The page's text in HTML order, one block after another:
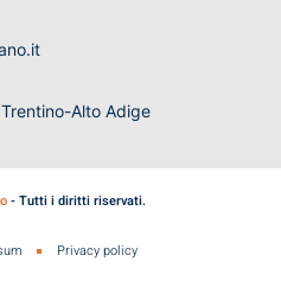
Alto Adige
- Tutti i diritti riservati.
Privacy policy